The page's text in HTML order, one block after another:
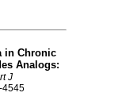
in Chronic
Analogs:
J
4545